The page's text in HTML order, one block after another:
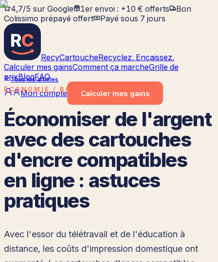
4,7/5 sur Google 1er envoi : +10 € offerts
Bon
Colissimo prépayé offert
Payé sous 7 jours
RC
RecyCartoucheRecyclez. Encaissez.
Calculer mes gainsComment ça marcheGrille de
prixBlogFAQ
Mon compte
Calculermes gains
Tous les articles
ÉCONOMIE / BONS PLANS
Économiser de l'argent
avec des cartouches
d'encre compatibles
en ligne : astuces
pratiques
Avec l'essor du télétravail et de l'éducation à
distance, les coûts d'impression domestique ont